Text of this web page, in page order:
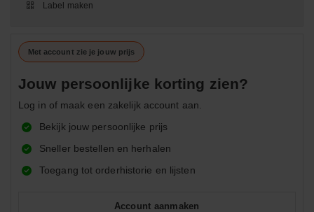
Label maken
Met account zie je jouw prijs
Jouw persoonlijke korting zien?
Log in of maak een zakelijk account aan.
Bekijk jouw persoonlijke prijs
Sneller bestellen en herhalen
Toegang tot orderhistorie en lijsten
Account aanmaken